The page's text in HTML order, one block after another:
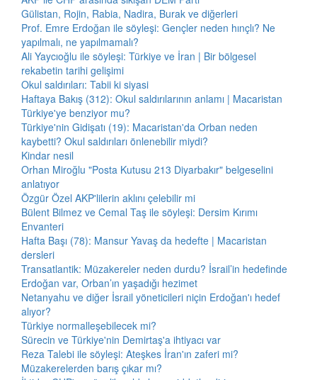
Gülistan, Rojin, Rabia, Nadira, Burak ve diğerleri
Prof. Emre Erdoğan ile söyleşi: Gençler neden hınçlı? Ne
yapılmalı, ne yapılmamalı?
Ali Yaycıoğlu ile söyleşi: Türkiye ve İran | Bir bölgesel
rekabetin tarihi gelişimi
Okul saldırıları: Tabii ki siyasi
Haftaya Bakış (312): Okul saldırılarının anlamı | Macaristan
Türkiye'ye benziyor mu?
Türkiye'nin Gidişatı (19): Macaristan'da Orban neden
kaybetti? Okul saldırıları önlenebilir miydi?
Kindar nesil
Orhan Miroğlu "Posta Kutusu 213 Diyarbakır" belgeselini
anlatıyor
Özgür Özel AKP'lilerin aklını çelebilir mi
Bülent Bilmez ve Cemal Taş ile söyleşi: Dersim Kırımı
Envanteri
Hafta Başı (78): Mansur Yavaş da hedefte | Macaristan
dersleri
Transatlantik: Müzakereler neden durdu? İsrail’in hedefinde
Erdoğan var, Orban’ın yaşadığı hezimet
Netanyahu ve diğer İsrail yöneticileri niçin Erdoğan'ı hedef
alıyor?
Türkiye normalleşebilecek mi?
Sürecin ve Türkiye'nin Demirtaş'a ihtiyacı var
Reza Talebi ile söyleşi: Ateşkes İran'ın zaferi mi?
Müzakerelerden barış çıkar mı?